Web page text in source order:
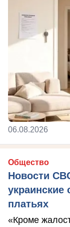
06.08.2026
Общество
Новости
украинские
платьях
«Кроме